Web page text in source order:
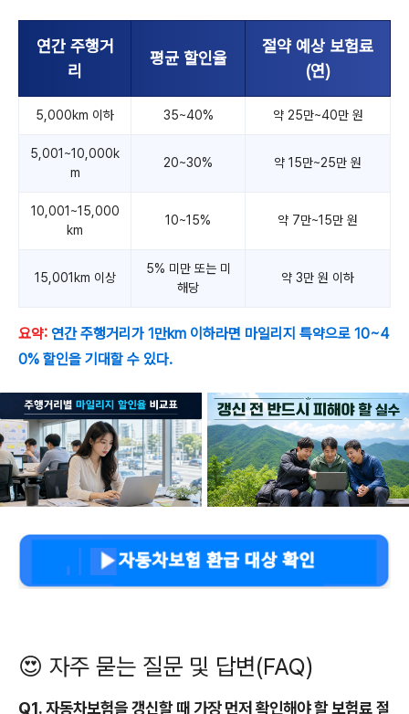
연간 주행거
리
평균 할인율
절약 예상 보험료
(연)
5,000km 이하 35~40% 약 25만~40만 원
5,001~10,000k
m
20~30% 약 15만~25만 원
10,001~15,000
km
10~15% 약 7만~15만 원
15,001km 이상
5% 미만 또는 미
해당
약 3만 원 이하
요약: 연간 주행거리가 1만km 이하라면 마일리지 특약으로 10~4
0% 할인을 기대할 수 있다.
😍 자주 묻는 질문 및 답변(FAQ)
Q1. 자동차보험을 갱신할 때 가장 먼저 확인해야 할 보험료 절